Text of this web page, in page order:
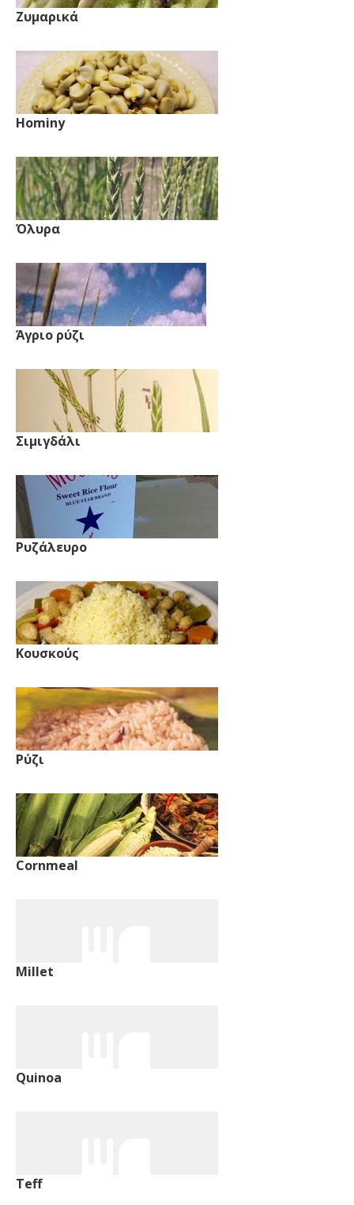
Ζυμαρικά
Hominy
Όλυρα
Άγριο ρύζι
Σιμιγδάλι
Ρυζάλευρο
Κουσκούς
Ρύζι
Cornmeal
Millet
Quinoa
Teff